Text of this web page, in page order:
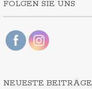
FOLGEN SIE UNS
NEUESTE BEITRÄGE